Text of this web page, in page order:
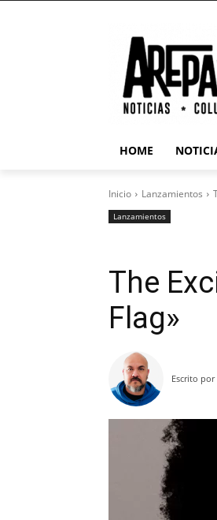
HOME
Inicio Lanzamientos
Lanzamientos
The
Flag»
Escrito por